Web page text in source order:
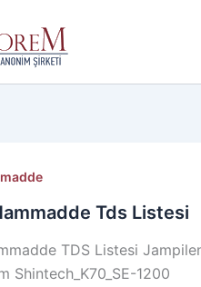
Tds Listesi
TDS Listesi
Shintech_K70_SE-1200